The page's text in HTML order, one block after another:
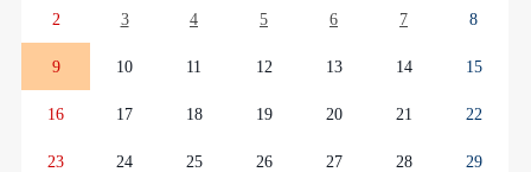
2 3 4 5 6 7 8
9 10 11 12 13 14 15
16 17 18 19 20 21 22
23 24 25 26 27 28 29